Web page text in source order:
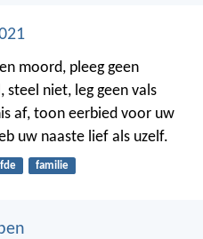
moord, pleeg geen
steel niet, leg geen vals
af, toon eerbied voor uw
uw naaste lief als uzelf.
familie